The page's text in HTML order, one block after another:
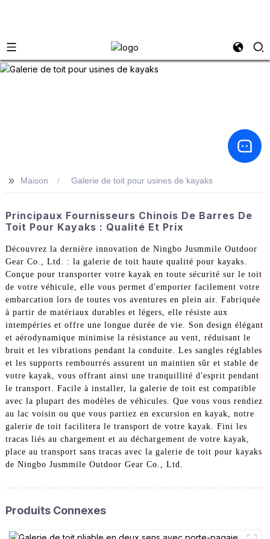
>> Maison Galerie de toit pour usines de kayaks
Principaux Fournisseurs Chinois De Barres De
Toit Pour Kayaks : Qualité Et Prix
Découvrez la dernière innovation de Ningbo Jusmmile Outdoor
Gear Co., Ltd. : la galerie de toit haute qualité pour kayaks.
Conçue pour transporter votre kayak en toute sécurité sur le toit
de votre véhicule, elle vous permet d'emporter facilement votre
embarcation lors de toutes vos aventures en plein air. Fabriquée
à partir de matériaux durables et légers, elle résiste aux
intempéries et offre une longue durée de vie. Son design élégant
et aérodynamique minimise la résistance au vent, réduisant le
bruit et les vibrations pendant la conduite. Les sangles réglables
et les supports rembourrés assurent un maintien sûr et stable de
votre kayak, vous offrant ainsi une tranquillité d'esprit pendant
le transport. Facile à installer, la galerie de toit est compatible
avec la plupart des modèles de véhicules. Que vous vous rendiez
au lac voisin ou que vous partiez en excursion en kayak, notre
galerie de toit facilitera le transport de votre kayak. Fini les
tracas liés au chargement et au déchargement de votre kayak,
place au transport sans tracas avec la galerie de toit pour kayaks
de Ningbo Jusmmile Outdoor Gear Co., Ltd.
Produits Connexes